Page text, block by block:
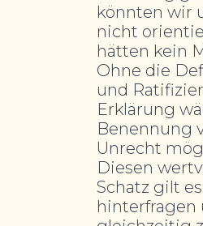
könnten wir
nicht
hätten kein
Ohne die
und
Erklärung
Benennung
Unrecht
Diesen
Schatz gilt
hinterfragen